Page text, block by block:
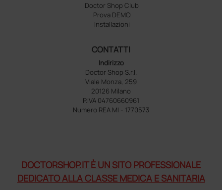
Doctor Shop Club
Prova DEMO
Installazioni
CONTATTI
Indirizzo
Doctor Shop S.r.l.
Viale Monza, 259
20126 Milano
P.IVA 04760660961
Numero REA MI - 1770573
DOCTORSHOP.IT È UN SITO PROFESSIONALE
DEDICATO ALLA CLASSE MEDICA E SANITARIA